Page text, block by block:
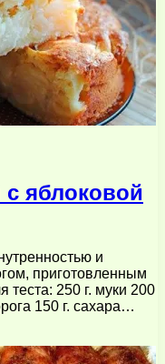
яблоковой
и
приготовленным
теста: 250 г. муки 200
150 г. сахара…